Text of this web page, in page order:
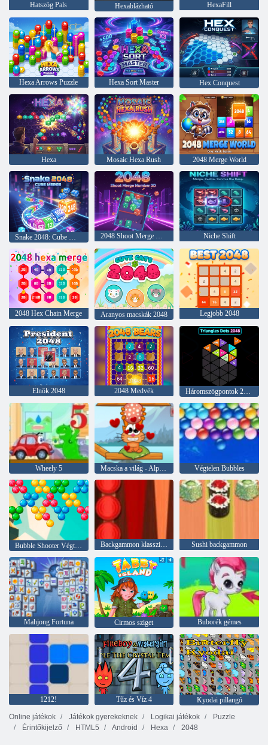
Hatszög Pals Hexablázható HexaFill
Hexa Arrows Puzzle Hexa Sort Master Hex Conquest
Hexa Mosaic Hexa Rush 2048 Merge World
2048 Shoot Merge Number 3D Niche Shift
2048 Hex Chain Merge Aranyos macskák 2048 Legjobb 2048
Elnök 2048 2048 Medvék Háromszögpontok 2048
Wheely 5 Macska a világ - Alpine Lakes Végtelen Bubbles
Backgammon klasszikus Sushi backgammon
Mahjong Fortuna Cirmos sziget Buborék gémes
1212! Tűz és Víz 4
Kyodai pillangó
Online játékok
Játékok gyerekeknek Logikai játékok
Puzzle
Érintőkijelző
HTML5 Android Hexa 2048